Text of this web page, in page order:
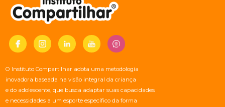
O Instituto Compartilhar adota uma metodologia
inovadora baseada na visão integral da criança
e do adolescente, que busca adaptar suas capacidades
e necessidades a um esporte específico da forma